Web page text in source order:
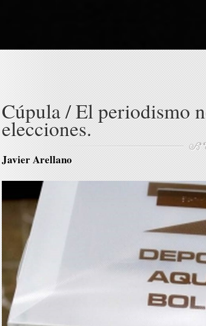
Cúpula / El periodismo
elecciones.
Javier Arellano